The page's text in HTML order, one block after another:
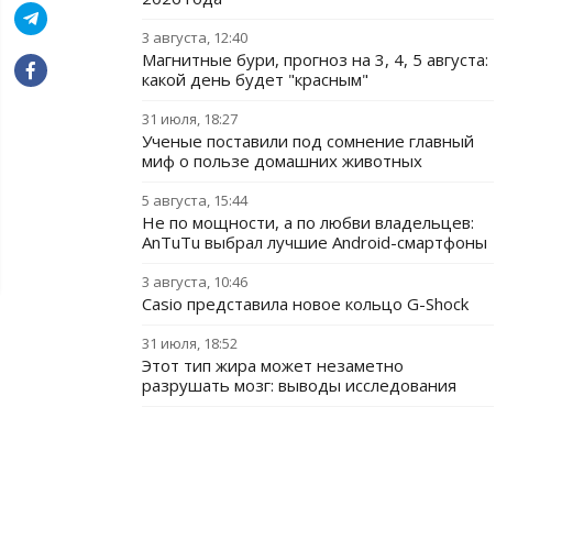
3 августа, 12:40
Магнитные бури, прогноз на 3, 4, 5 августа:
какой день будет "красным"
31 июля, 18:27
Ученые поставили под сомнение главный
миф о пользе домашних животных
5 августа, 15:44
Не по мощности, а по любви владельцев:
AnTuTu выбрал лучшие Android-смартфоны
3 августа, 10:46
Casio представила новое кольцо G-Shock
31 июля, 18:52
Этот тип жира может незаметно
разрушать мозг: выводы исследования